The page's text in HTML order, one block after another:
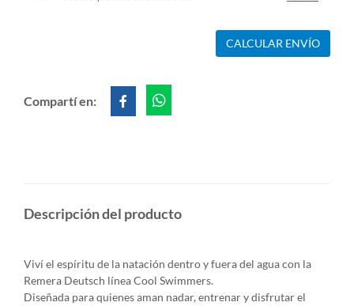
CALCULAR ENVÍO
Compartí en:
Descripción del producto
Viví el espíritu de la natación dentro y fuera del agua con la
Remera Deutsch línea Cool Swimmers.
Diseñada para quienes aman nadar, entrenar y disfrutar el